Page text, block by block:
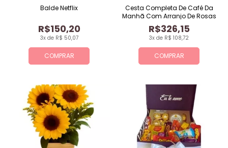
COMPRAR
3x de R$ 50,07
R$150,20
Balde Netflix
COMPRAR
3x de R$ 108,72
R$326,15
Cesta Completa De Café Da
Manhã Com Arranjo De Rosas